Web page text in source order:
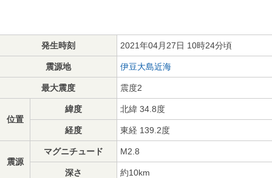
発生時刻 2021年04月27日 10時24分頃
震源地 伊豆大島近海
最大震度 震度2
位置
緯度 北緯 34.8度
経度 東経 139.2度
震源
マグニチュード M2.8
深さ 約10km